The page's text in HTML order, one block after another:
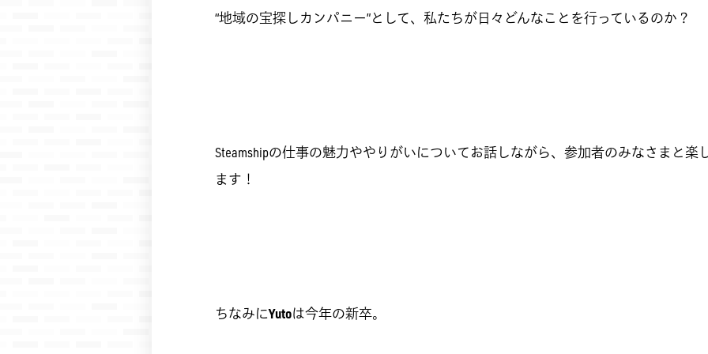
“地域の宝探しカンパニー”として、私たちが日々どんなことを行っているのか？
Steamshipの仕事の魅力ややりがいについてお話しながら、参加者のみなさまと楽
ます！
ちなみにYutoは今年の新卒。